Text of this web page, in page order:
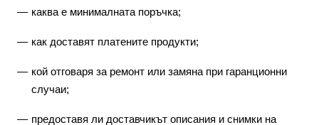
каква е минималната поръчка;
как доставят платените продукти;
кой отговаря за ремонт или замяна при гаранционни
случаи;
предоставя ли доставчикът описания и снимки на